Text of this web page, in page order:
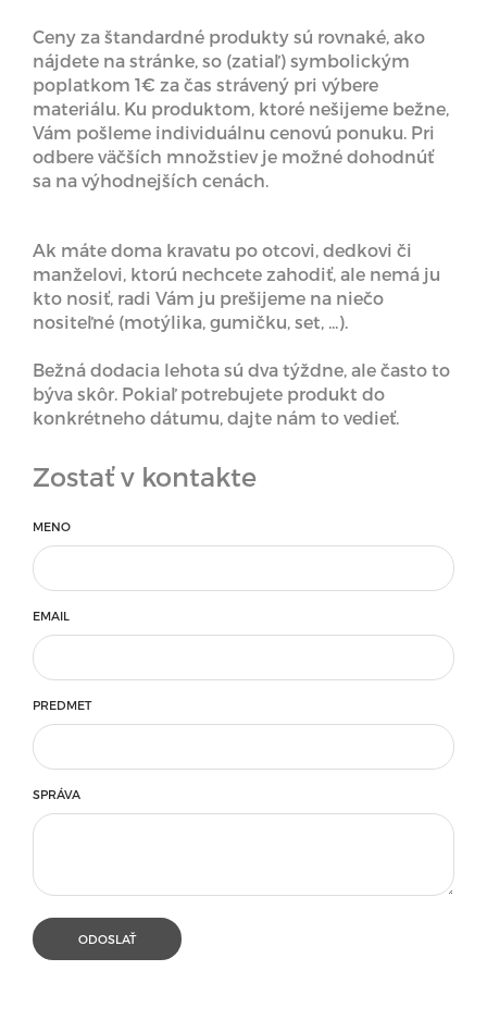
Ceny za štandardné produkty sú rovnaké, ako
nájdete na stránke, so (zatiaľ) symbolickým
poplatkom 1€ za čas strávený pri výbere
materiálu. Ku produktom, ktoré nešijeme bežne,
Vám pošleme individuálnu cenovú ponuku. Pri
odbere väčších množstiev je možné dohodnúť
sa na výhodnejších cenách.
Ak máte doma kravatu po otcovi, dedkovi či
manželovi, ktorú nechcete zahodiť, ale nemá ju
kto nosiť, radi Vám ju prešijeme na niečo
nositeľné (motýlika, gumičku, set, ...).
Bežná dodacia lehota sú dva týždne, ale často to
býva skôr. Pokiaľ potrebujete produkt do
konkrétneho dátumu, dajte nám to vedieť.
Zostať v kontakte
MENO
EMAIL
PREDMET
SPRÁVA